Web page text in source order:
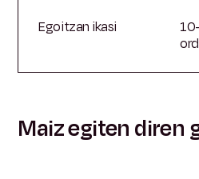
Egoitzan ikasi
Maiz egiten diren